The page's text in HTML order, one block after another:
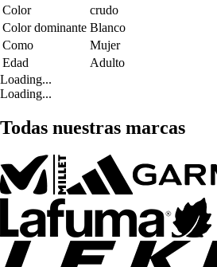
Color
crudo
Color dominante Blanco
Como
Mujer
Edad
Adulto
Loading...
Loading...
Todas nuestras marcas